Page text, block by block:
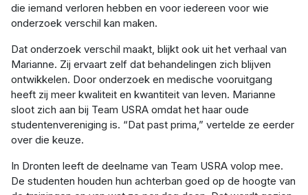
die iemand verloren hebben en voor iedereen voor wie
onderzoek verschil kan maken.
Dat onderzoek verschil maakt, blijkt ook uit het verhaal van
Marianne. Zij ervaart zelf dat behandelingen zich blijven
ontwikkelen. Door onderzoek en medische vooruitgang
heeft zij meer kwaliteit en kwantiteit van leven. Marianne
sloot zich aan bij Team USRA omdat het haar oude
studentenvereniging is. “Dat past prima,” vertelde ze eerder
over die keuze.
In Dronten leeft de deelname van Team USRA volop mee.
De studenten houden hun achterban goed op de hoogte van